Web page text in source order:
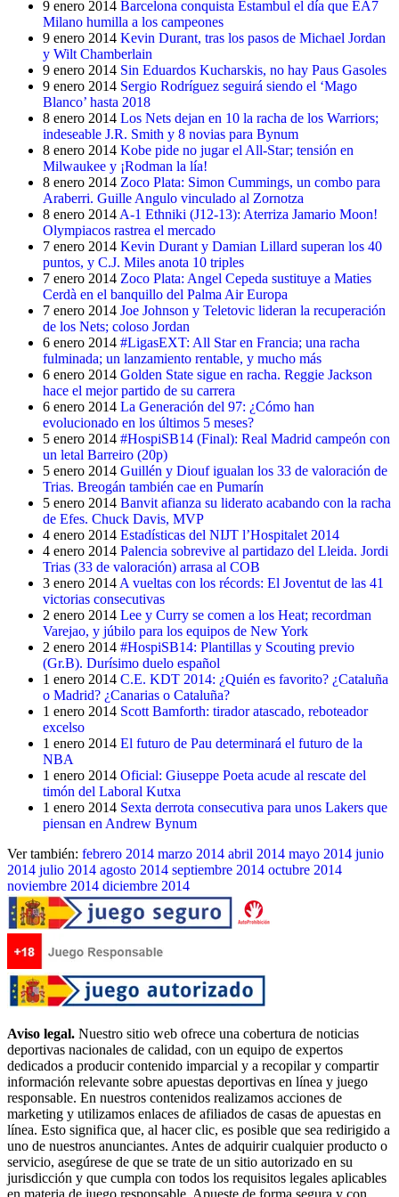
9 enero 2014 Barcelona conquista Estambul el día que EA7
Milano humilla a los campeones
9 enero 2014 Kevin Durant, tras los pasos de Michael Jordan
y Wilt Chamberlain
9 enero 2014 Sin Eduardos Kucharskis, no hay Paus Gasoles
9 enero 2014 Sergio Rodríguez seguirá siendo el ‘Mago
Blanco’ hasta 2018
8 enero 2014 Los Nets dejan en 10 la racha de los Warriors;
indeseable J.R. Smith y 8 novias para Bynum
8 enero 2014 Kobe pide no jugar el All-Star; tensión en
Milwaukee y ¡Rodman la lía!
8 enero 2014 Zoco Plata: Simon Cummings, un combo para
Araberri. Guille Angulo vinculado al Zornotza
8 enero 2014 A-1 Ethniki (J12-13): Aterriza Jamario Moon!
Olympiacos rastrea el mercado
7 enero 2014 Kevin Durant y Damian Lillard superan los 40
puntos, y C.J. Miles anota 10 triples
7 enero 2014 Zoco Plata: Angel Cepeda sustituye a Maties
Cerdà en el banquillo del Palma Air Europa
7 enero 2014 Joe Johnson y Teletovic lideran la recuperación
de los Nets; coloso Jordan
6 enero 2014 #LigasEXT: All Star en Francia; una racha
fulminada; un lanzamiento rentable, y mucho más
6 enero 2014 Golden State sigue en racha. Reggie Jackson
hace el mejor partido de su carrera
6 enero 2014 La Generación del 97: ¿Cómo han
evolucionado en los últimos 5 meses?
5 enero 2014 #HospiSB14 (Final): Real Madrid campeón con
un letal Barreiro (20p)
5 enero 2014 Guillén y Diouf igualan los 33 de valoración de
Trias. Breogán también cae en Pumarín
5 enero 2014 Banvit afianza su liderato acabando con la racha
de Efes. Chuck Davis, MVP
4 enero 2014 Estadísticas del NIJT l’Hospitalet 2014
4 enero 2014 Palencia sobrevive al partidazo del Lleida. Jordi
Trias (33 de valoración) arrasa al COB
3 enero 2014 A vueltas con los récords: El Joventut de las 41
victorias consecutivas
2 enero 2014 Lee y Curry se comen a los Heat; recordman
Varejao, y júbilo para los equipos de New York
2 enero 2014 #HospiSB14: Plantillas y Scouting previo
(Gr.B). Durísimo duelo español
1 enero 2014 C.E. KDT 2014: ¿Quién es favorito? ¿Cataluña
o Madrid? ¿Canarias o Cataluña?
1 enero 2014 Scott Bamforth: tirador atascado, reboteador
excelso
1 enero 2014 El futuro de Pau determinará el futuro de la
NBA
1 enero 2014 Oficial: Giuseppe Poeta acude al rescate del
timón del Laboral Kutxa
1 enero 2014 Sexta derrota consecutiva para unos Lakers que
piensan en Andrew Bynum
Ver también: febrero 2014 marzo 2014 abril 2014 mayo 2014 junio
2014 julio 2014 agosto 2014 septiembre 2014 octubre 2014
noviembre 2014 diciembre 2014
Aviso legal. Nuestro sitio web ofrece una cobertura de noticias
deportivas nacionales de calidad, con un equipo de expertos
dedicados a producir contenido imparcial y a recopilar y compartir
información relevante sobre apuestas deportivas en línea y juego
responsable. En nuestros contenidos realizamos acciones de
marketing y utilizamos enlaces de afiliados de casas de apuestas en
línea. Esto significa que, al hacer clic, es posible que sea redirigido a
uno de nuestros anunciantes. Antes de adquirir cualquier producto o
servicio, asegúrese de que se trate de un sitio autorizado en su
jurisdicción y que cumpla con todos los requisitos legales aplicables
en materia de juego responsable. Apueste de forma segura y con